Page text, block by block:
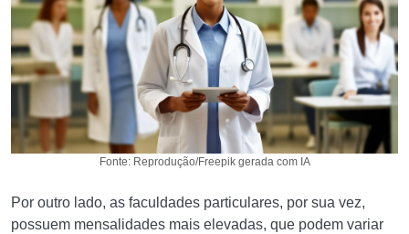
Fonte: Reprodução/Freepik gerada com IA
Por outro lado, as faculdades particulares, por sua vez,
possuem mensalidades mais elevadas, que podem variar